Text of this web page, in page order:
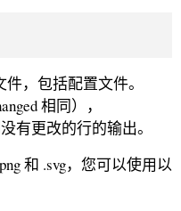
，包括配置文件。
相同），
有更改的行的输出。
和 .svg，您可以使用以